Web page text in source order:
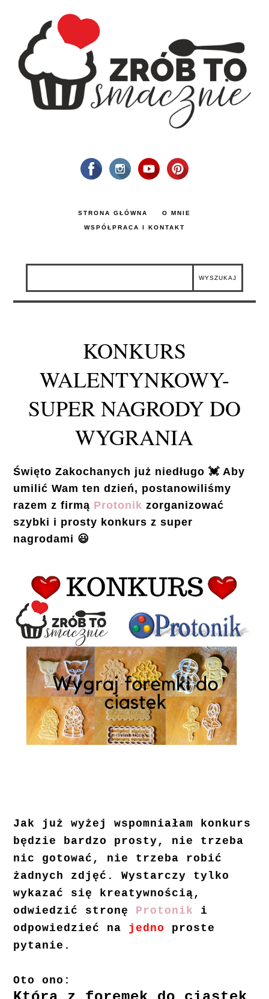
STRONA GŁÓWNA O MNIE
WSPÓŁPRACA I KONTAKT
KONKURS
WALENTYNKOWY-
SUPER NAGRODY DO
WYGRANIA
Święto Zakochanych już niedługo 💓 Aby
umilić Wam ten dzień, postanowiliśmy
razem z firmą Protonik zorganizować
szybki i prosty konkurs z super
nagrodami 😃
Jak już wyżej wspomniałam konkurs
będzie bardzo prosty, nie trzeba
nic gotować, nie trzeba robić
żadnych zdjęć. Wystarczy tylko
wykazać się kreatywnością,
odwiedzić stronę Protonik
i
odpowiedzieć na jedno
proste
pytanie.
Oto ono: